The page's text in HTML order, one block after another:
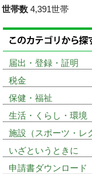
世帯数 4,391世帯
届出・登録・証明
税金
保健・福祉
生活・くらし・環境
施設（スポーツ・レ
いざというときに
申請書ダウンロード